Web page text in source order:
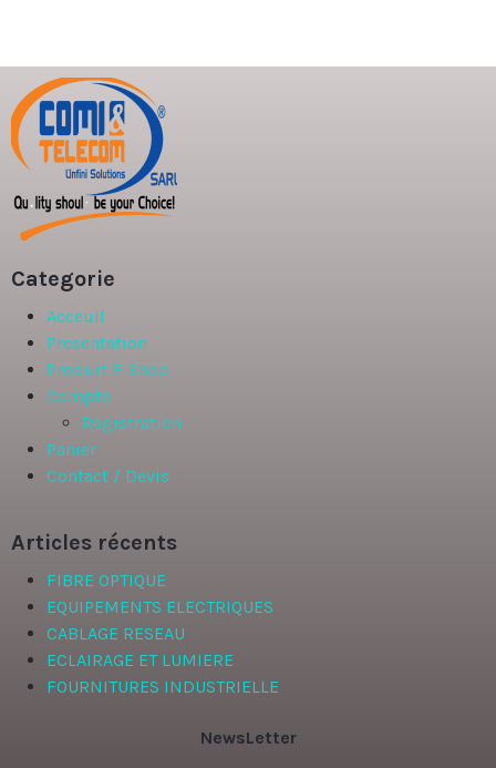
Categorie
Acceuil
Presentation
Produit E-Shop
Compte
Registration
Panier
Contact / Devis
Articles récents
FIBRE OPTIQUE
EQUIPEMENTS ELECTRIQUES
CABLAGE RESEAU
ECLAIRAGE ET LUMIERE
FOURNITURES INDUSTRIELLE
NewsLetter